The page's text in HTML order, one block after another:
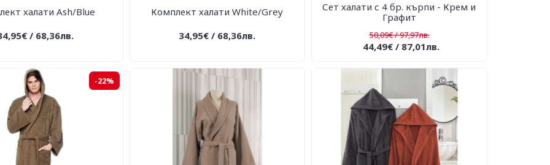
халати Ash/Blue
/ 68,36лв.
Комплект халати White/Grey
34,95€ / 68,36лв.
Сет халати с 4 бр. кърпи - Крем и
Графит
50,09€ / 97,97лв.
44,49€ / 87,01лв.
-22%